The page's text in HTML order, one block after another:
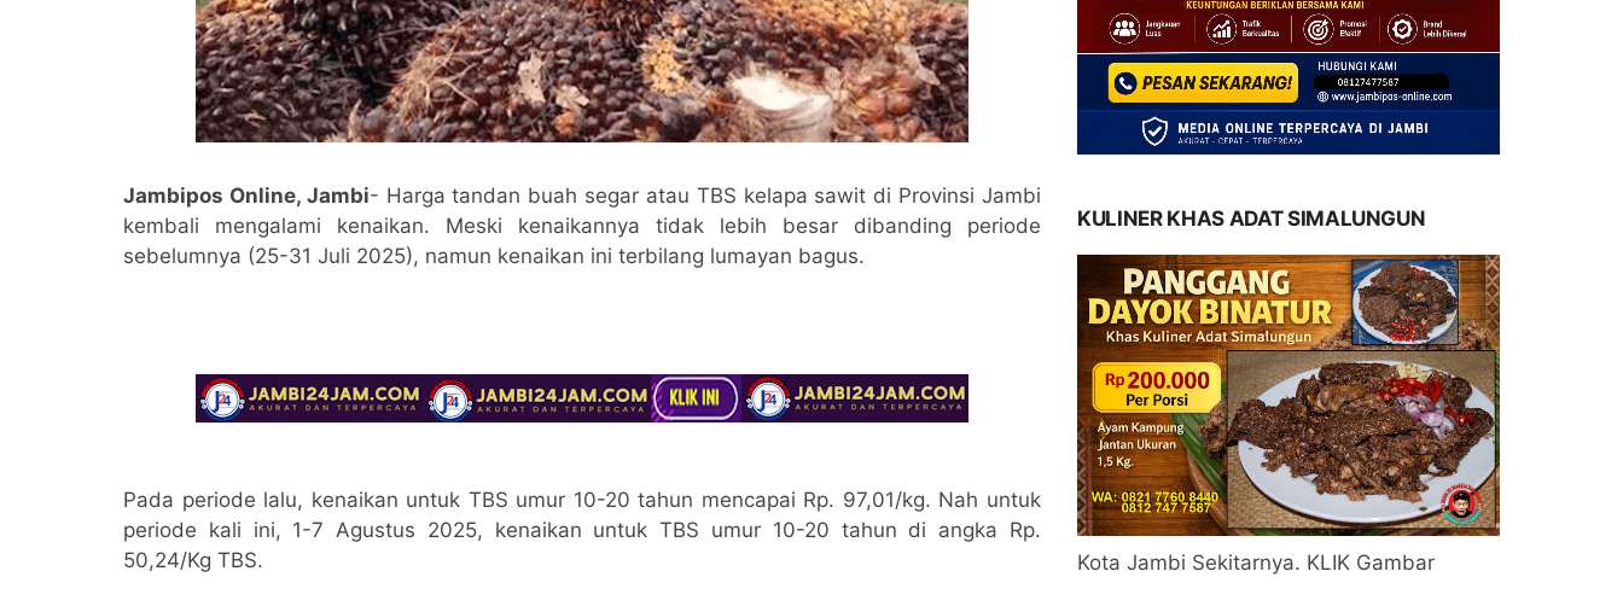
Jambipos Online, Jambi- Harga tandan buah segar atau TBS kelapa sawit di Provinsi Jambi
kembali mengalami kenaikan. Meski kenaikannya tidak lebih besar dibanding periode
sebelumnya (25-31 Juli 2025), namun kenaikan ini terbilang lumayan bagus.
Pada periode lalu, kenaikan untuk TBS umur 10-20 tahun mencapai Rp. 97,01/kg. Nah untuk
periode kali ini, 1-7 Agustus 2025, kenaikan untuk TBS umur 10-20 tahun di angka Rp.
50,24/Kg TBS.
KULINER KHAS ADAT SIMALUNGUN
Kota Jambi Sekitarnya. KLIK Gambar